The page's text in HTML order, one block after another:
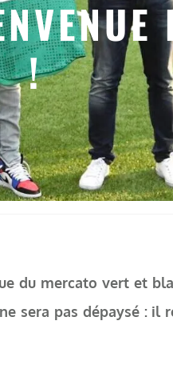
!
du mercato vert et
sera pas dépaysé : il